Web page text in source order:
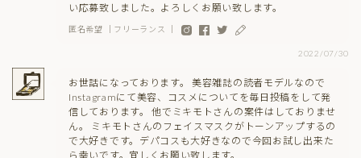
い応募致しました。よろしくお願い致します。
匿名希望 ｜フリーランス ｜
2022/07/30
お世話になっております。 美容雑誌の読者モデルなので
Instagramにて美容、コスメについてを毎日投稿をして発
信しております。 他でミキモトさんの案件はしておりませ
ん。 ミキモトさんのフェイスマスクがトーンアップするの
で大好きです。デパコスも大好きなので今回お試し出来た
ら幸いです。宜しくお願い致します。